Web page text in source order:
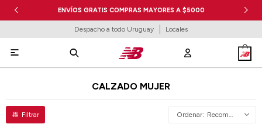
ENVÍOS GRATIS COMPRAS MAYORES A $5000
Despacho a todo Uruguay Locales

CALZADO MUJER
Recomendados